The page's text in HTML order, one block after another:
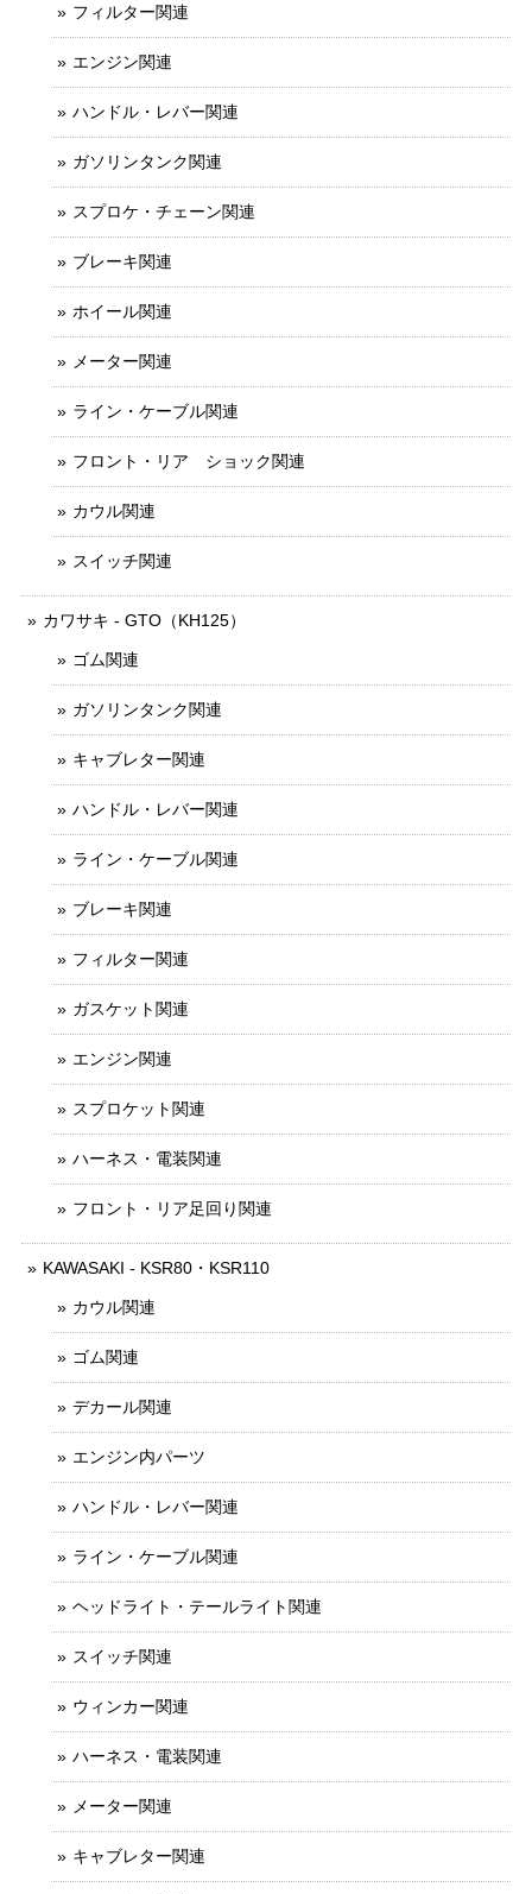
フィルター関連
エンジン関連
ハンドル・レバー関連
ガソリンタンク関連
スプロケ・チェーン関連
ブレーキ関連
ホイール関連
メーター関連
ライン・ケーブル関連
フロント・リア ショック関連
カウル関連
スイッチ関連
カワサキ - GTO（KH125）
ゴム関連
ガソリンタンク関連
キャブレター関連
ハンドル・レバー関連
ライン・ケーブル関連
ブレーキ関連
フィルター関連
ガスケット関連
エンジン関連
スプロケット関連
ハーネス・電装関連
フロント・リア足回り関連
KAWASAKI - KSR80・KSR110
カウル関連
ゴム関連
デカール関連
エンジン内パーツ
ハンドル・レバー関連
ライン・ケーブル関連
ヘッドライト・テールライト関連
スイッチ関連
ウィンカー関連
ハーネス・電装関連
メーター関連
キャブレター関連